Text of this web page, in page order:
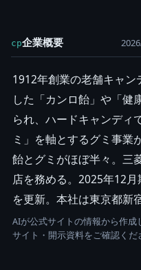
cp企業概要
1912年創業の老舗キャ
した「カンロ飴」や「健
られ、ハードキャンディ
ミ」を軸とするグミ事業
飴とグミがほぼ半々。三
店を務める。2025年12
を更新。本社は東京都新
AIが公式サイトの情報から作
サイト・開示資料をご確認くだ